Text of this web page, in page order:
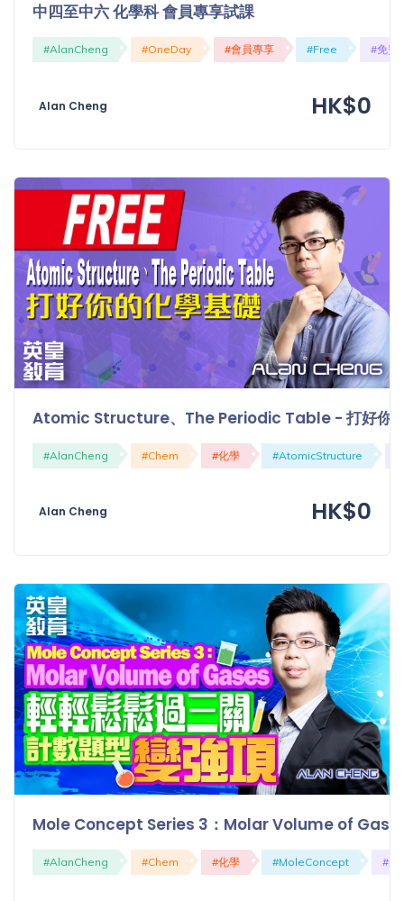
中四至中六 化學科 會員專享試課
#AlanCheng #OneDay #會員專享 #Free #免費
Alan Cheng HK$0
Atomic Structure、The Periodic Table - 打好你
#AlanCheng #Chem #化學 #AtomicStructure
Alan Cheng HK$0
Mole Concept Series 3：Molar Volume of Gases
#AlanCheng #Chem #化學 #MoleConcept #犘